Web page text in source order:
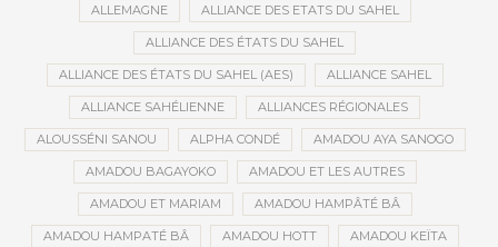
ALLEMAGNE ALLIANCE DES ETATS DU SAHEL
ALLIANCE DES ÉTATS DU SAHEL
ALLIANCE DES ÉTATS DU SAHEL (AES) ALLIANCE SAHEL
ALLIANCE SAHÉLIENNE ALLIANCES RÉGIONALES
ALOUSSÉNI SANOU ALPHA CONDÉ AMADOU AYA SANOGO
AMADOU BAGAYOKO AMADOU ET LES AUTRES
AMADOU ET MARIAM AMADOU HAMPÂTÉ BÂ
AMADOU HAMPATÉ BÂ AMADOU HOTT AMADOU KEÏTA